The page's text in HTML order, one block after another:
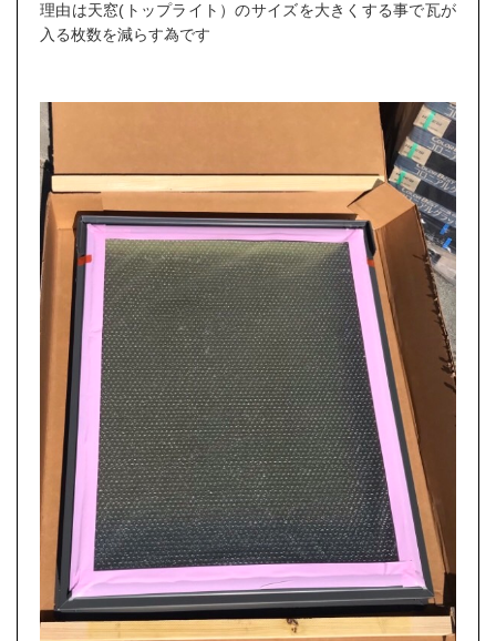
理由は天窓(トップライト）のサイズを大きくする事で瓦が
入る枚数を減らす為です